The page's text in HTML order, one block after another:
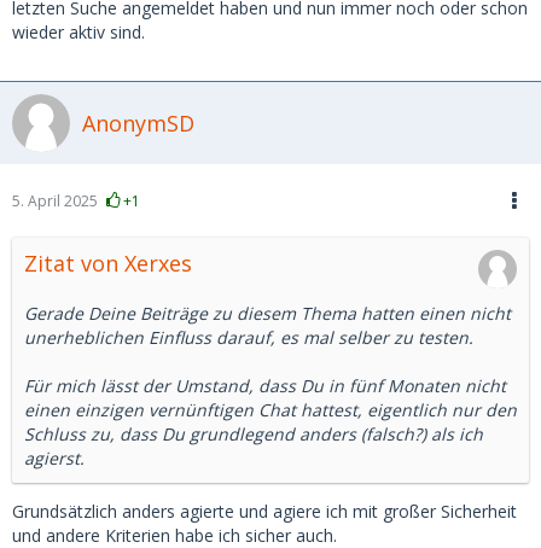
letzten Suche angemeldet haben und nun immer noch oder schon
wieder aktiv sind.
AnonymSD
5. April 2025 +1
Zitat von Xerxes
Gerade Deine Beiträge zu diesem Thema hatten einen nicht
unerheblichen Einfluss darauf, es mal selber zu testen.
Für mich lässt der Umstand, dass Du in fünf Monaten nicht
einen einzigen vernünftigen Chat hattest, eigentlich nur den
Schluss zu, dass Du grundlegend anders (falsch?) als ich
agierst.
Grundsätzlich anders agierte und agiere ich mit großer Sicherheit
und andere Kriterien habe ich sicher auch.